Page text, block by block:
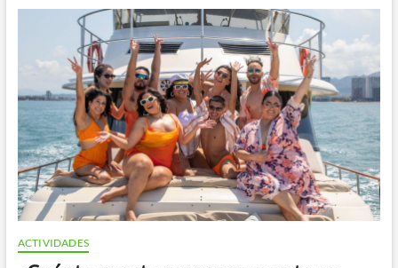
octubre
sus
beneficios
ACTIVIDADES